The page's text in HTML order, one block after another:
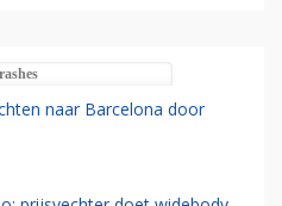
naar Barcelona door